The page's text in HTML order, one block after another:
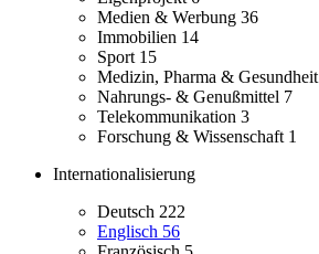
Medien & Werbung 36
Immobilien 14
Sport 15
Medizin, Pharma & Gesundheit
Nahrungs- & Genußmittel 7
Telekommunikation 3
Forschung & Wissenschaft 1
Internationalisierung
Deutsch 222
Englisch 56